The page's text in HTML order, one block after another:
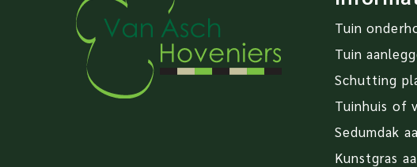
Tuin
Tuin
Schutting
Tuinhuis of
Sedumdak
Kunstgras